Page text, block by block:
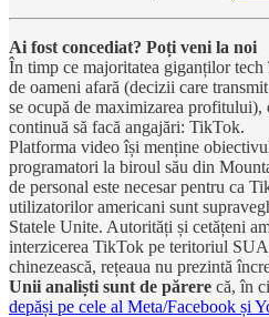
Ai fost concediat? Poți veni la noi
În timp ce majoritatea giganților
de oameni afară (decizii care
se ocupă de maximizarea profitului),
continuă să facă angajări: TikTok.
Platforma video își menține
programatori la biroul său din
de personal este necesar pentru ca
utilizatorilor americani sunt
Statele Unite. Autorități și cetățeni
interzicerea TikTok pe teritoriul
chinezească, rețeaua nu prezintă
Unii analiști sunt de părere că, în
depăși pe cele al Meta/Facebook și